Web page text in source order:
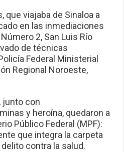
que viajaba de Sinaloa a
en las inmediaciones
2, San Luis Río
de técnicas
Federal Ministerial
Regional Noroeste,
junto con
y heroína, quedaron a
Público Federal (MPF):
que integra la carpeta
contra la salud.